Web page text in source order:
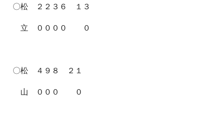
〇松 ２２３６ １３
立 ００００ ０
〇松 ４９８ ２１
山 ０００ ０